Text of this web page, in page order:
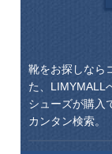
靴をお探しなら
た、LIMYMALL
シューズが購入
カンタン検索。